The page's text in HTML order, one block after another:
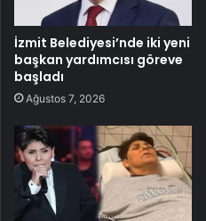
İzmit Belediyesi’nde iki yeni
başkan yardımcısı göreve
başladı
Ağustos 7, 2026